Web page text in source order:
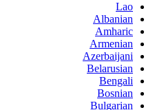
Lao
Albanian
Amharic
Armenian
Azerbaijani
Belarusian
Bengali
Bosnian
Bulgarian